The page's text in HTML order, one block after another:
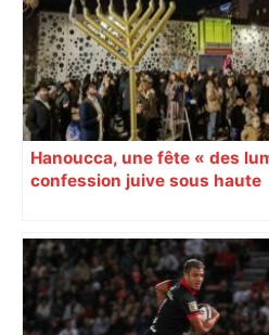
Hanoucca, une fête « des
confession juive sous haute
Labège, près de Toulouse